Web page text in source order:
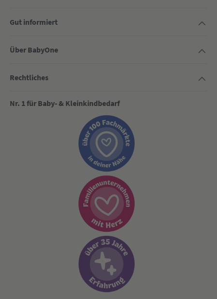
Gut informiert
Über BabyOne
Rechtliches
Nr. 1 für Baby- & Kleinkindbedarf